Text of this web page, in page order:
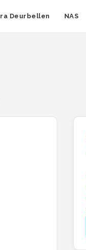
Deurbellen NAS